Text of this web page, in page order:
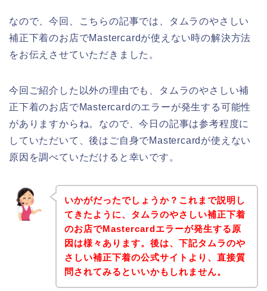
なので、今回、こちらの記事では、タムラのやさしい
補正下着のお店でMastercardが使えない時の解決方法
をお伝えさせていただきました。
今回ご紹介した以外の理由でも、タムラのやさしい補
正下着のお店でMastercardのエラーが発生する可能性
がありますからね。なので、今日の記事は参考程度に
していただいて、後はご自身でMastercardが使えない
原因を調べていただけると幸いです。
いかがだったでしょうか？これまで説明し
てきたように、タムラのやさしい補正下着
のお店でMastercardエラーが発生する原
因は様々あります。後は、下記タムラのや
さしい補正下着の公式サイトより、直接質
問されてみるといいかもしれません。